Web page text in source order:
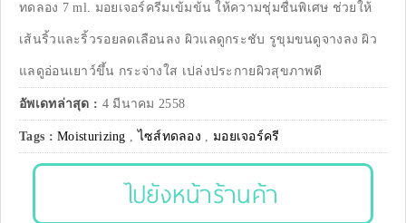
ทดลอง 7 ml. มอยเจอร์ครีมเข้มข้น ให้ความชุ่มชื่นพิเศษ ช่วยให้
เส้นริ้วและริ้วรอยลดเลือนลง ผิวแลดูกระชับ รูขุมขนดูจางลง ผิว
แลดูอ่อนเยาว์ขึ้น กระจ่างใส เปล่งประกายผิวสุขภาพดี
อัพเดทล่าสุด : 4 มีนาคม 2558
Tags :Moisturizing , ไซส์ทดลอง , มอยเจอร์ครี
ไปยังหน้าร้านค้า